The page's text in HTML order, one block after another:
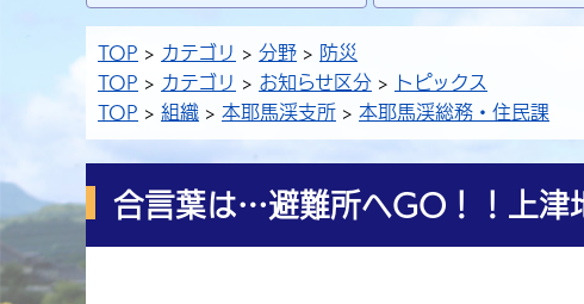
TOP カテゴリ 分野
防災
TOP
カテゴリ お知らせ区分
トピックス
TOP
組織 本耶馬渓支所 本耶馬渓総務・住民課
合言葉は…避難所へGO！！上津